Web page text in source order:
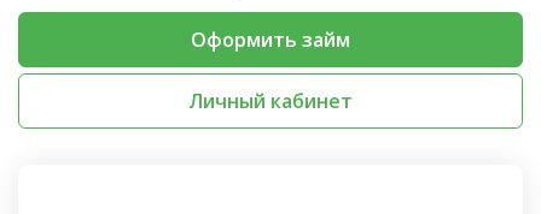
Оформить займ
Личный кабинет